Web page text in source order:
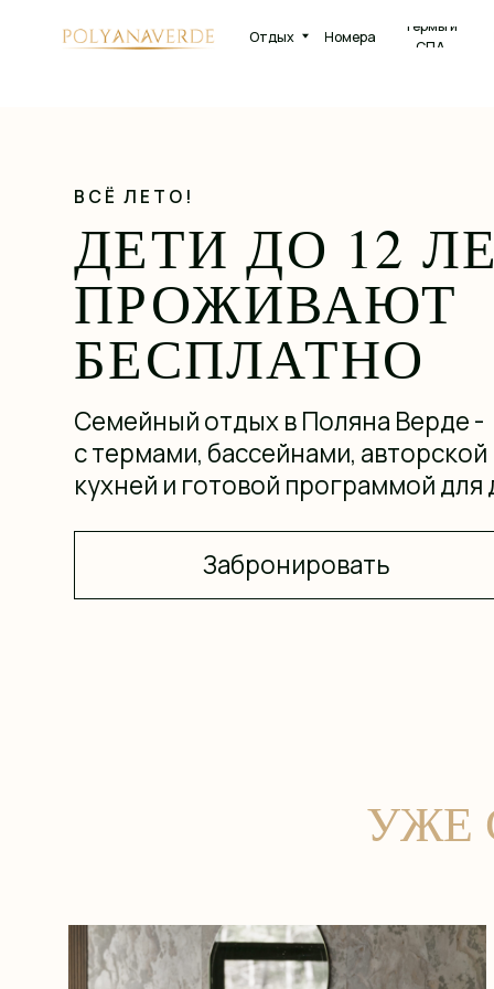
Термы и
СПА
Номера
Отдых
ДЕТИ ДО 12 ЛЕТ
ПРОЖИВАЮТ
БЕСПЛАТНО
Забронировать
Семейный отдых в Поляна Верде -
с термами, бассейнами, авторской
кухней и готовой программой для детей